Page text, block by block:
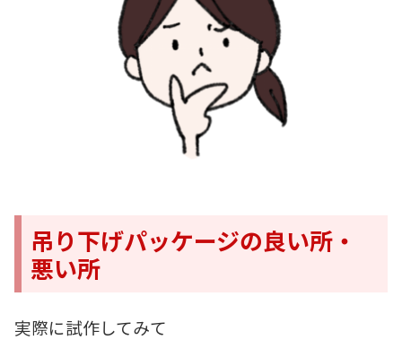
吊り下げパッケージの良い所・
悪い所
実際に試作してみて